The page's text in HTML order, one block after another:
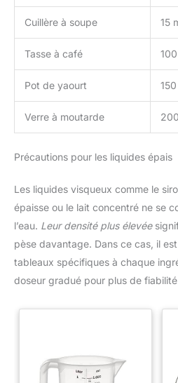
Cuillère à soupe 15
Tasse à café
Pot de yaourt
Verre à moutarde
Précautions pour les liquides épais
Les liquides visqueux comme le
épaisse ou le lait concentré ne se
l’eau. Leur densité plus élevée
pèse davantage. Dans ce cas, il
tableaux spécifiques à chaque
doseur gradué pour plus de